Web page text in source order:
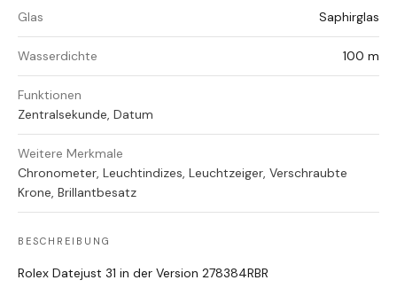
Glas Saphirglas
Wasserdichte 100 m
Funktionen
Zentralsekunde, Datum
Weitere Merkmale
Chronometer, Leuchtindizes, Leuchtzeiger, Verschraubte
Krone, Brillantbesatz
BESCHREIBUNG
Rolex Datejust 31 in der Version 278384RBR